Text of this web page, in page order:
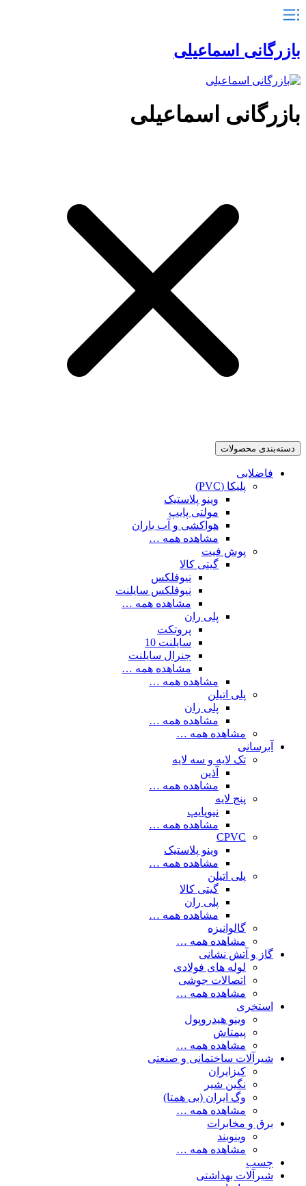
بازرگانی اسماعیلی
بازرگانی اسماعیلی
دسته‌بندی محصولات
فاضلابی
پلیکا (PVC)
وینو پلاستیک
مولتی پایپ
هواکشی و آب باران
مشاهده همه …
پوش فیت
گیتی کالا
نیوفلکس
نیوفلکس سایلنت
مشاهده همه …
پلی ران
پروتکت
سایلنت 10
جنرال سایلنت
مشاهده همه …
مشاهده همه …
پلی اتیلن
پلی ران
مشاهده همه …
مشاهده همه …
آبرسانی
تک لایه و سه لایه
آذین
مشاهده همه …
پنج لایه
نیوپایپ
مشاهده همه …
CPVC
وینو پلاستیک
مشاهده همه …
پلی اتیلن
گیتی کالا
پلی ران
مشاهده همه …
گالوانیزه
مشاهده همه …
گاز و آتش نشانی
لوله های فولادی
اتصالات جوشی
مشاهده همه …
استخری
وینو هیدروپول
پیمتاش
مشاهده همه …
شیرآلات ساختمانی و صنعتی
کیزایران
نگین شیر
وگ ایران (بی همتا)
مشاهده همه …
برق و مخابرات
وینوبند
مشاهده همه …
چسب
شیرآلات بهداشتی